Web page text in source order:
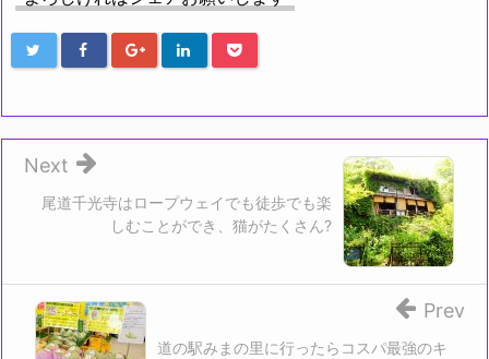
尾道千光寺はロープウェイでも徒歩でも楽
しむことができ、猫がたくさん?
Next
道の駅みまの里に行ったらコスパ最強のキ
Prev